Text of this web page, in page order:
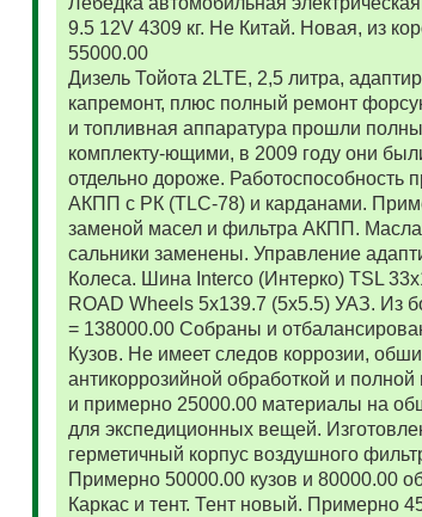
9.5 12V 4309 кг. Не Китай. Новая, из
55000.00
Дизель Тойота 2LTE, 2,5 литра,
капремонт, плюс полный ремонт
и топливная аппаратура прошли
комплекту-ющими, в 2009 году они
отдельно дороже. Работоспособность
АКПП с РК (TLC-78) и карданами.
заменой масел и фильтра АКПП.
сальники заменены. Управление
Колеса. Шина Interco (Интерко) TSL
ROAD Wheels 5x139.7 (5x5.5) УАЗ. Из
= 138000.00 Собраны и
Кузов. Не имеет следов коррозии,
антикоррозийной обработкой и
и примерно 25000.00 материалы на
для экспедиционных вещей.
герметичный корпус воздушного
Примерно 50000.00 кузов и 80000.00
Каркас и тент. Тент новый. Примерно